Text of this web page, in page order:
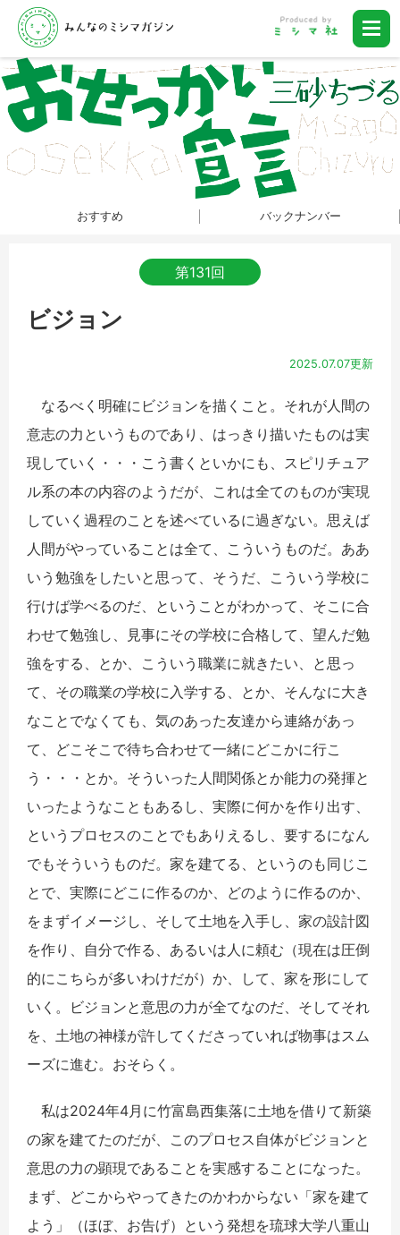
おすすめ バックナンバー
第131回
ビジョン
2025.07.07更新
なるべく明確にビジョンを描くこと。それが人間の
意志の力というものであり、はっきり描いたものは実
現していく・・・こう書くといかにも、スピリチュア
ル系の本の内容のようだが、これは全てのものが実現
していく過程のことを述べているに過ぎない。思えば
人間がやっていることは全て、こういうものだ。ああ
いう勉強をしたいと思って、そうだ、こういう学校に
行けば学べるのだ、ということがわかって、そこに合
わせて勉強し、見事にその学校に合格して、望んだ勉
強をする、とか、こういう職業に就きたい、と思っ
て、その職業の学校に入学する、とか、そんなに大き
なことでなくても、気のあった友達から連絡があっ
て、どこそこで待ち合わせて一緒にどこかに行こ
う・・・とか。そういった人間関係とか能力の発揮と
いったようなこともあるし、実際に何かを作り出す、
というプロセスのことでもありえるし、要するになん
でもそういうものだ。家を建てる、というのも同じこ
とで、実際にどこに作るのか、どのように作るのか、
をまずイメージし、そして土地を入手し、家の設計図
を作り、自分で作る、あるいは人に頼む（現在は圧倒
的にこちらが多いわけだが）か、して、家を形にして
いく。ビジョンと意思の力が全てなのだ、そしてそれ
を、土地の神様が許してくださっていれば物事はスム
ーズに進む。おそらく。
私は2024年4月に竹富島西集落に土地を借りて新築
の家を建てたのだが、このプロセス自体がビジョンと
意思の力の顕現であることを実感することになった。
まず、どこからやってきたのかわからない「家を建て
よう」（ほぼ、お告げ）という発想を琉球大学八重山